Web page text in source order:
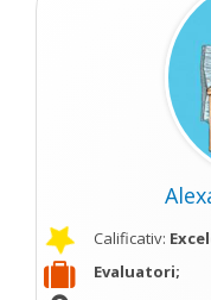
Calificativ:
Evaluatori;